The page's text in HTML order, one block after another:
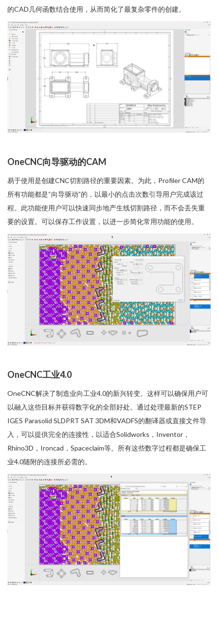
的CAD几何函数结合使用，从而简化了最复杂零件的创建。
OneCNC向导驱动的CAM
易于使用是创建CNC切割路径的重要因素。为此，Profiler CAM的
所有功能都是“向导驱动”的，以最小的点击次数引导用户完成该过
程。此功能使用户可以快速同步地产生线切割路径，而不会丢失重
要的设置。可以保存工作设置，以进一步简化常用功能的使用。
OneCNC工业4.0
OneCNC解决了制造业向工业4.0的新兴转变。这样可以确保用户可
以融入这些目标并获得数字化的全部好处。通过处理最新的STEP
IGES Parasolid SLDPRT SAT 3DM和VADFS的翻译器或直接文件导
入，可以提供完全的连接性，以适合Solidworks，Inventor，
Rhino3D，Ironcad，Spaceclaim等。所有这些数字过程都是确保工
业4.0随附的连接所必需的。